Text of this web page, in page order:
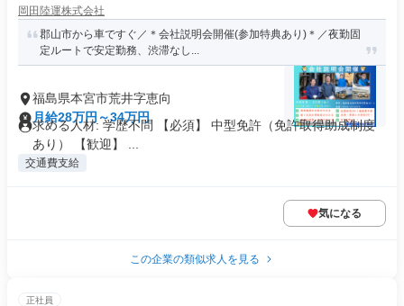
岡田陸運株式会社
郡山市から車ですぐ／＊会社説明会開催(参加特典あり)＊／夜勤固
定ルートで安定勤務、渋滞なし...
福島県本宮市荒井字恵向
月給28万円～34万円
求める人材: 学歴不問 【必須】 中型免許（免許取得助成制度
あり） 【歓迎】 ...
交通費支給
気になる
この企業の類似求人を見る
正社員